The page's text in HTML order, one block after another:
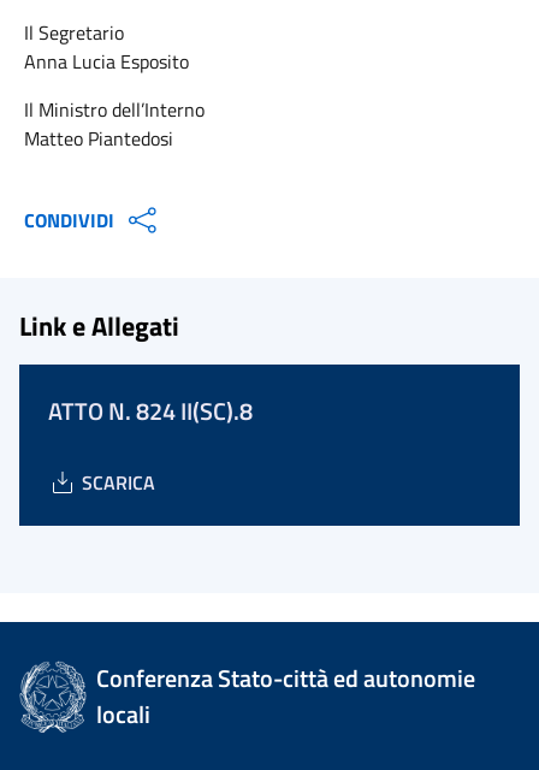
Il Segretario
Anna Lucia Esposito
Il Ministro dell’Interno
Matteo Piantedosi
CONDIVIDI
Link e Allegati
ATTO N. 824 II(SC).8
SCARICA
Conferenza Stato-città ed autonomie
locali